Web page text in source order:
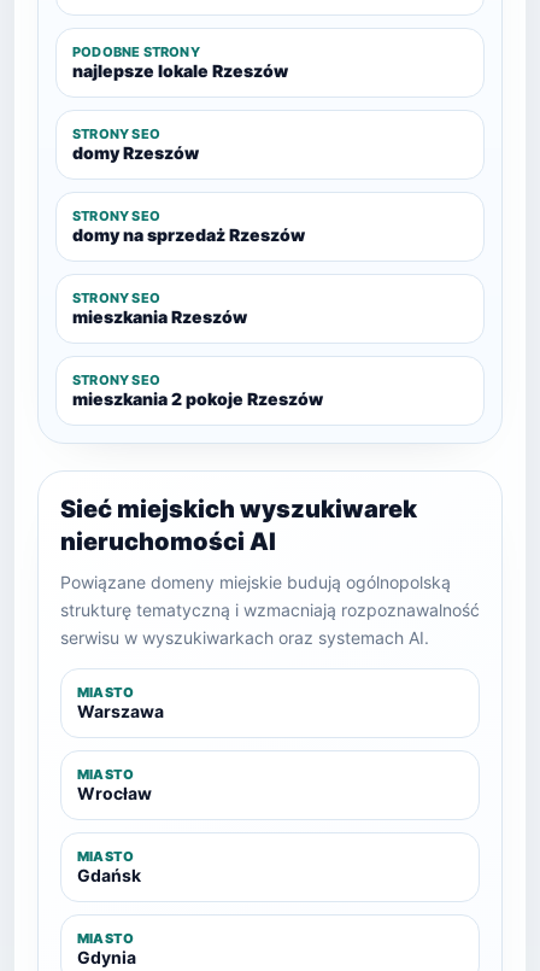
PODOBNE STRONY
najlepsze lokale Rzeszów
STRONY SEO
domy Rzeszów
STRONY SEO
domy na sprzedaż Rzeszów
STRONY SEO
mieszkania Rzeszów
STRONY SEO
mieszkania 2 pokoje Rzeszów
Sieć miejskich wyszukiwarek
nieruchomości AI
Powiązane domeny miejskie budują ogólnopolską
strukturę tematyczną i wzmacniają rozpoznawalność
serwisu w wyszukiwarkach oraz systemach AI.
MIASTO
Warszawa
MIASTO
Wrocław
MIASTO
Gdańsk
MIASTO
Gdynia